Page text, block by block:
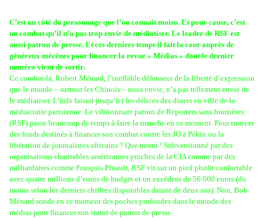
C’est un côté du personnage que l’on connaît moins. Et pour cause, c’est
un combat qu’il n’a pas trop envie de médiatiser. Le leader de RSF est
aussi patron de presse. Et ces derniers temps il fait la cour auprès de
généreux mécènes pour financer la revue « Médias » dont le dernier
numéro vient de sortir.
Ce combat-là, Robert Ménard, l’ineffable défenseur de la liberté d’expression
que le monde – surtout les Chinois – nous envie, n’a pas tellement envie de
le médiatiser. L’info faisait jusqu’ici les délices des diners en ville de la
médiacratie parisienne. Le vibrionnant patron de Reporters sans frontières
(RSF) passe beaucoup de temps à faire la manche en ce moment. Pour trouver
des fonds destinés à financer son combat contre les JO à Pékin ou la
libération de journalistes africains ? Que nenni ! Subventionné par des
organisations charitables américaines proches de la CIA comme par des
milliardaires comme François Pinault, RSF vit sur un pied plutôt confortable
avec quatre millions d’euros de budget et un excédent de 56 000 euros (du
moins selon les derniers chiffres disponibles datant de deux ans). Non, Bob
Ménard sonde en ce moment des poches profondes dans le monde des
médias pour financer son statut de patron de presse.